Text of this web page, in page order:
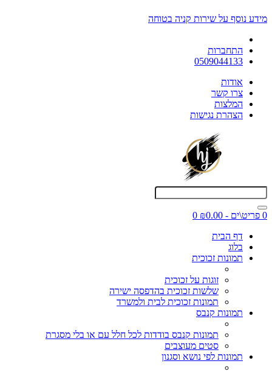
מידע נוסף על שירות קניה בטוחה
התחברות
0509044133
אודות
צרו קשר
המלצות
הצהרת נגישות
0 פריט\ים - ₪0.00
0
דף הבית
בלוג
תמונות זכוכית
זוגות על זכוכית
שלשות זכוכית בהדפסה ישירה
תמונות זכוכית לבית ולמשרד
תמונות קנבס
תמונות קנבס בודדות לכל חלל עם או בלי מסגרת
סטים מעוצבים
תמונות לפי נושא וסגנון